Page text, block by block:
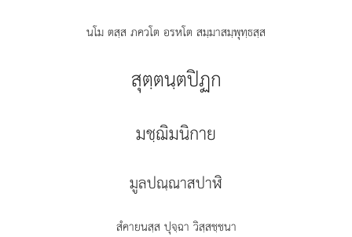
นโม ตสฺส ภควโต อรหโต สมฺมาสมฺพุทฺธสฺส
สุตฺตนฺตปิฏก
มชฺฌิมนิกาย
มูลปณฺณาสปาฬิ
สํคายนสฺส ปุจฺฉา วิสฺสชฺชนา